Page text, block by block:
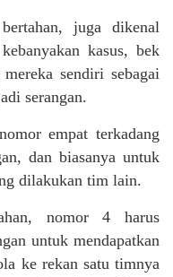
juga dikenal
kasus, bek
sendiri sebagai
serangan.
empat terkadang
dan biasanya untuk
dilakukan tim lain.
nomor 4 harus
untuk mendapatkan
ke rekan satu timnya